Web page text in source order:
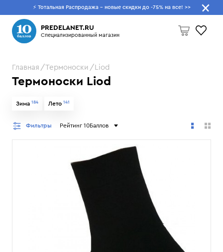
⚡ Тотальная Распродажа - новые скидки до -75% на все! >>
PREDELANET.RU
Специализированный магазин
Пусто
Что будем искать?
Главная Термоноски Liod
Термоноски Liod
Зима 184 Лето 141
Фильтры Рейтинг 10Баллов